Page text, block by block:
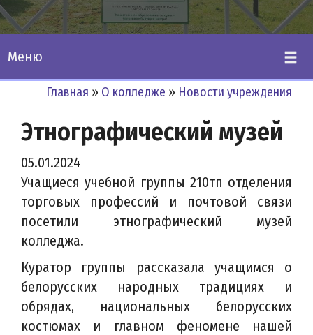
Меню
Главная » О колледже » Новости учреждения
Этнографический музей
05.01.2024
Учащиеся учебной группы 210тп отделения
торговых профессий и почтовой связи
посетили этнографический музей
колледжа.
Куратор группы рассказала учащимся о
белорусских народных традициях и
обрядах, национальных белорусских
костюмах и главном феномене нашей